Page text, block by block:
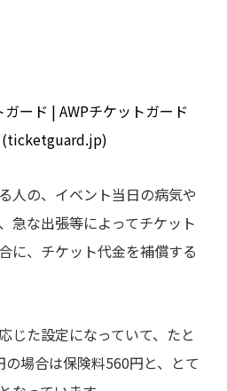
ード | AWPチケットガード
(ticketguard.jp)
人の、イベント当日の病気や
急な出張等によってチケット
に、チケット代金を補償する
じた設定になっていて、たと
の場合は保険料560円と、とて